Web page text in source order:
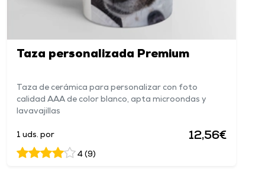
Taza personalizada Premium
Taza de cerámica para personalizar con foto
calidad AAA de color blanco, apta microondas y
lavavajillas
1 uds. por 12,56€
4 (9)